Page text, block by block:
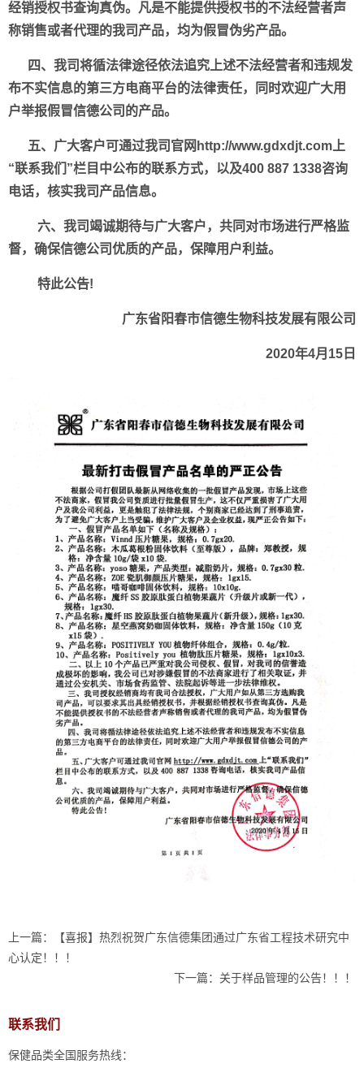
经销授权书查询真伪。凡是不能提供授权书的不法经营者声
称销售或者代理的我司产品，均为假冒伪劣产品。
四、我司将循法律途径依法追究上述不法经营者和违规发
布不实信息的第三方电商平台的法律责任，同时欢迎广大用
户举报假冒信德公司的产品。
五、广大客户可通过我司官网 http://www.gdxdjt.com 上
“联系我们”栏目中公布的联系方式，以及400 887 1338咨询
电话，核实我司产品信息。
六、我司竭诚期待与广大客户，共同对市场进行严格监
督，确保信德公司优质的产品，保障用户利益。
特此公告!
广东省阳春市信德生物科技发展有限公司
2020年4月 15 日
上一篇：
【喜报】热烈祝贺广东信德集团通过广东省工程技术研究中
心认定！！！
下一篇： 关于样品管理的公告！！！
联系我们
保健品类全国服务热线：